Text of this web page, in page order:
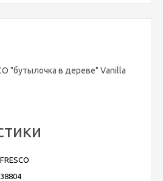
"бутылочка в дереве" Vanilla
FRESCO
38804